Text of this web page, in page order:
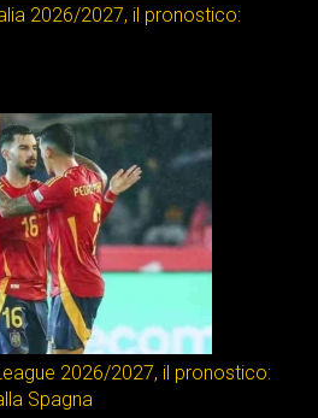
2026/2027, il pronostico:
2026/2027, il pronostico:
Spagna